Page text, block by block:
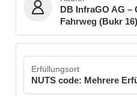
DB InfraGO AG –
Fahrweg (Bukr 16)
Erfüllungsort
NUTS code: Mehrere